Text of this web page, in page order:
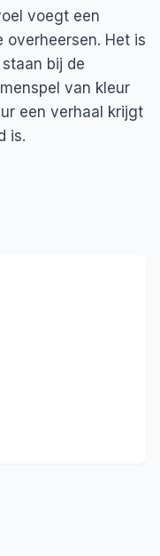
voegt een
Het is
bij de
van kleur
een verhaal krijgt
is.